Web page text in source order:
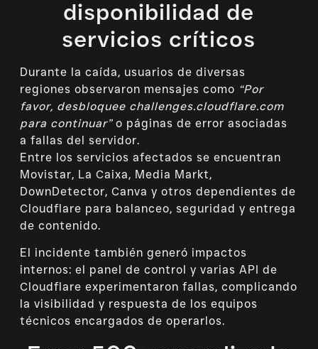
disponibilidad de
servicios críticos
Durante la caída, usuarios de diversas
regiones observaron mensajes como “Por
favor, desbloquee challenges.cloudflare.com
para continuar”o páginas de error asociadas
a fallas del servidor.
Entre los servicios afectados se encuentran
Movistar, La Caixa, Media Markt,
DownDetector, Canva y otros dependientes de
Cloudflare para balanceo, seguridad y entrega
de contenido.
El incidente también generó impactos
internos: el panel de control y varias API de
Cloudflare experimentaron fallas, complicando
la visibilidad y respuesta de los equipos
técnicos encargados de operarlos.